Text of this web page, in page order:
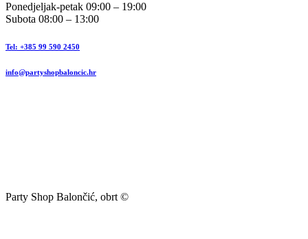
Ponedjeljak-petak 09:00 – 19:00
Subota 08:00 – 13:00
Tel: +385 99 590 2450
info@partyshopbaloncic.hr
Party Shop Balončić, obrt ©